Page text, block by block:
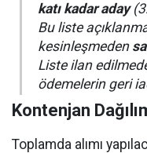
katı kadar aday
Bu liste
kesinleşmeden
Liste ilan
ödemelerin geri
Kontenjan
Toplamda alımı